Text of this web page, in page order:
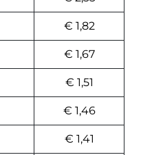
€ 1,82
€ 1,67
€ 1,51
€ 1,46
€ 1,41